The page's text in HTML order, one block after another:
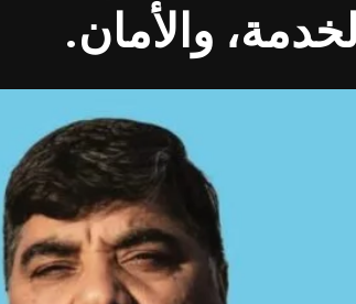
والأمان.